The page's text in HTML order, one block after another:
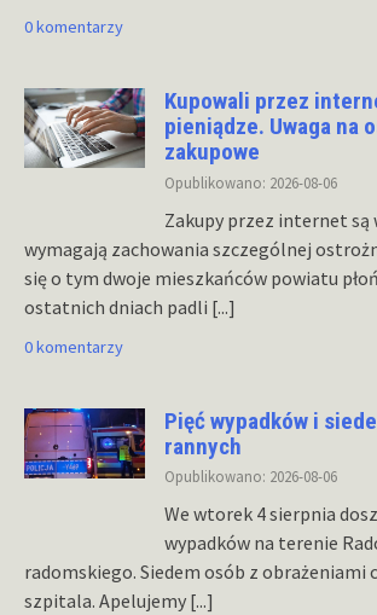
0 komentarzy
Kupowali przez
pieniądze. Uwaga na
zakupowe
Opublikowano: 2026-08-06
Zakupy przez internet są
wymagają zachowania szczególnej
się o tym dwoje mieszkańców powiatu
ostatnich dniach padli [...]
0 komentarzy
Pięć wypadków i
rannych
Opublikowano: 2026-08-06
We wtorek 4 sierpnia
wypadków na terenie
radomskiego. Siedem osób z obrażeniami
szpitala. Apelujemy [...]